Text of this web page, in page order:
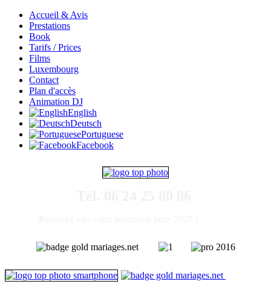
Accueil & Avis
Prestations
Book
Tarifs / Prices
Films
Luxembourg
Contact
Plan d'accès
Animation DJ
English
Deutsch
Portuguese
Facebook